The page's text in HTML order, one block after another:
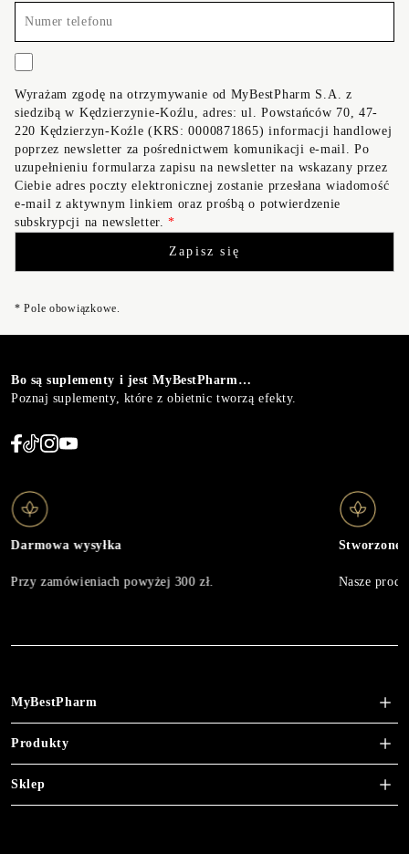
telefonu
Wyrażam zgodę na otrzymywanie od MyBestPharm S.A. z
siedzibą w Kędzierzynie-Koźlu, adres: ul. Powstańców 70, 47-
220 Kędzierzyn-Koźle (KRS: 0000871865) informacji handlowej
poprzez newsletter za pośrednictwem komunikacji e-mail. Po
uzupełnieniu formularza zapisu na newsletter na wskazany przez
Ciebie adres poczty elektronicznej zostanie przesłana wiadomość
e-mail z aktywnym linkiem oraz prośbą o potwierdzenie
subskrypcji na newsletter.*
* Pole obowiązkowe.
Bo są suplementy i jest MyBestPharm…
Poznaj suplementy, które z obietnic tworzą efekty.
Darmowa wysyłka
Przy zamówieniach powyżej 300 zł.
Stworzone
Nasze
MyBestPharm
Produkty
Sklep